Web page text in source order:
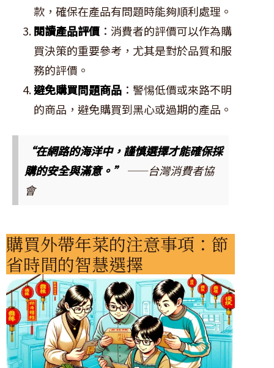
款，確保在產品有問題時能夠順利處理。
閱讀產品評價 ：消費者的評價可以作為購
買決策的重要參考，尤其是對於品質和服
務的評價。
避免購買問題商品 ：警惕低價或來路不明
的商品，避免購買到黑心或過期的產品。
“在網路的海洋中，謹慎選擇才能確保採
購的安全與滿意。” ——台灣消費者協
會
購買外帶年菜的注意事項：節
省時間的智慧選擇